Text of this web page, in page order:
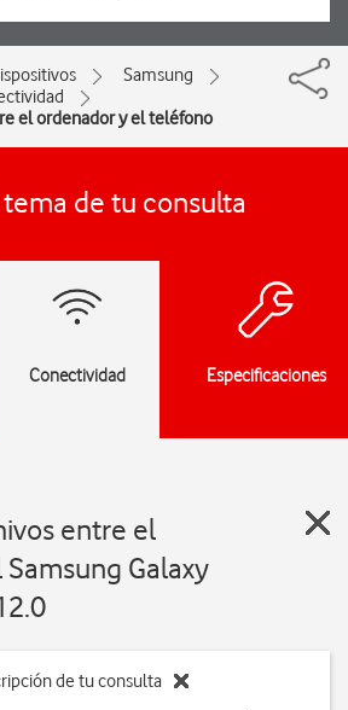
Samsung
el ordenador y el teléfono
de tu consulta
Conectividad Especificaciones
entre el
Galaxy
de tu consulta